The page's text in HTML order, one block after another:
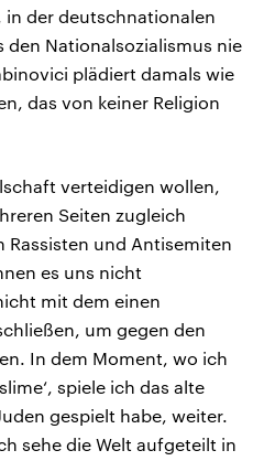
in der deutschnationalen
den Nationalsozialismus nie
plädiert damals wie
das von keiner Religion
verteidigen wollen,
Seiten zugleich
Rassisten und Antisemiten
es uns nicht
mit dem einen
um gegen den
In dem Moment, wo ich
spiele ich das alte
gespielt habe, weiter.
sehe die Welt aufgeteilt in